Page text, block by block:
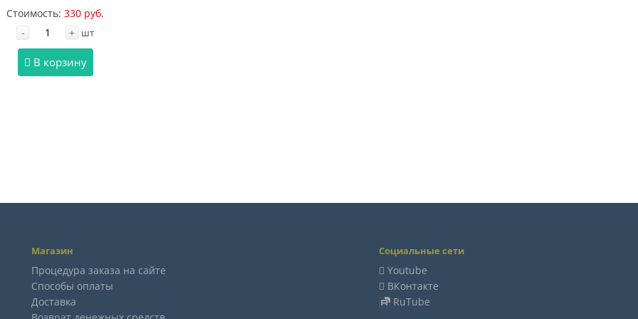
Стоимость:330 руб.
-
+ шт
В корзину
Магазин
Процедура заказа на сайте
Способы оплаты
Доставка
Социальные сети
Youtube
ВКонтакте
RuTube